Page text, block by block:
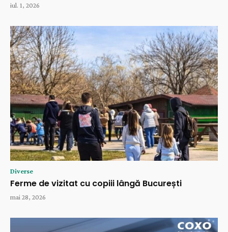
iul. 1, 2026
Diverse
Ferme de vizitat cu copiii lângă București
mai 28, 2026